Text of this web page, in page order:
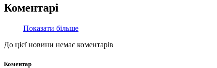
Коментарі
Показати більше
До цієї новини немає коментарів
Коментар